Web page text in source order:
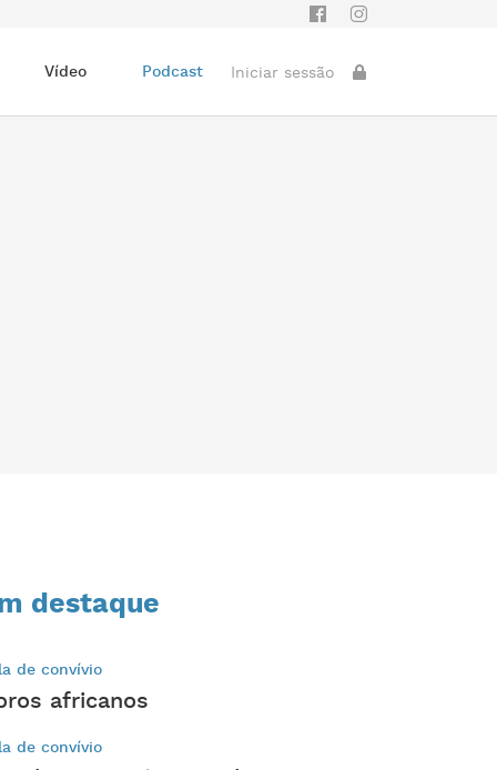
Vídeo Podcast Iniciar sessão
destaque
de convívio
africanos
de convívio